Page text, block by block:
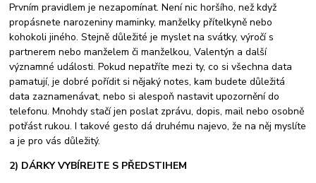
Prvním pravidlem je nezapomínat. Není nic horšího, než když
propásnete narozeniny maminky, manželky přítelkyně nebo
kohokoli jiného. Stejně důležité je myslet na svátky, výročí s
partnerem nebo manželem či manželkou, Valentýn a další
významné události. Pokud nepatříte mezi ty, co si všechna data
pamatují, je dobré pořídit si nějaký notes, kam budete důležitá
data zaznamenávat, nebo si alespoň nastavit upozornění do
telefonu. Mnohdy stačí jen poslat zprávu, dopis, mail nebo osobně
potřást rukou. I takové gesto dá druhému najevo, že na něj myslíte
a je pro vás důležitý.
2) DÁRKY VYBÍREJTE S PŘEDSTIHEM